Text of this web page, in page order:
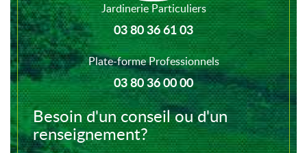
Jardinerie Particuliers
03 80 36 61 03
Plate-forme Professionnels
03 80 36 00 00
Besoin d'un conseil ou d'un
renseignement?